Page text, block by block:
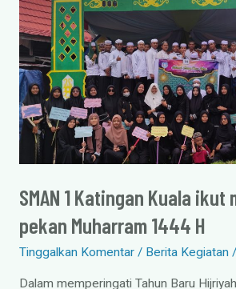
SMAN 1 Katingan Kuala ikut
pekan Muharram 1444 H
Tinggalkan Komentar / Berita Kegiatan/
Dalam memperingati Tahun Baru
1
Katingan
Kuala
ikut
meriahkan
pekan
Muharram
1444
H